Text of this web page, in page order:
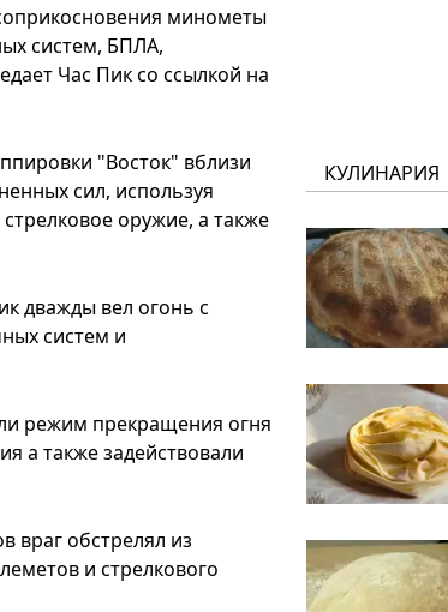
минометы
систем, БПЛА,
Час Пик со ссылкой на
"Восток" вблизи
сил, используя
оружие, а также
дважды вел огонь с
систем и
режим прекращения огня
а также задействовали
враг обстрелял из
и стрелкового
КУЛИНАРИЯ